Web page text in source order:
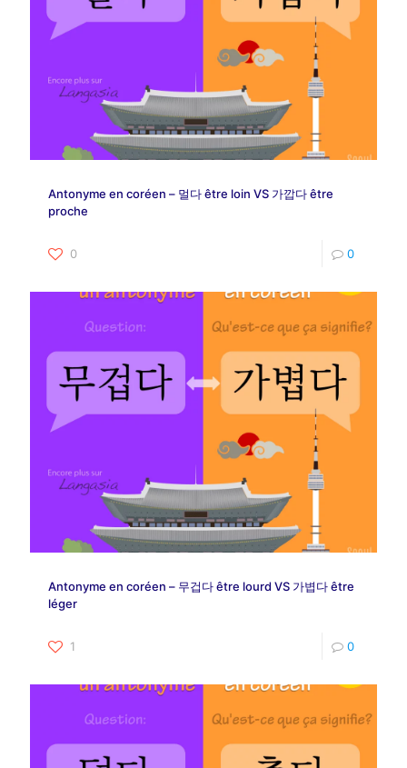
Antonyme en coréen – 멀다 être loin VS 가깝다 être
proche
0 0
Antonyme en coréen – 무겁다 être lourd VS 가볍다 être
léger
1 0